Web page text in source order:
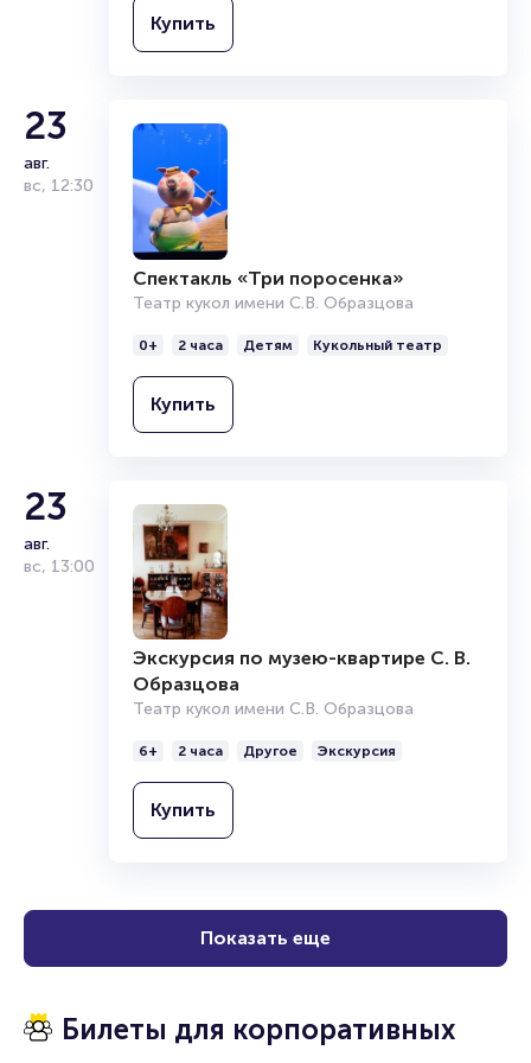
Полезные ссылки
Брокерам
Организаторам
Купить
23
авг.
вс, 12:30
Спектакль «Три поросенка»
Театр кукол имени С.В. Образцова
0+ 2 часа Детям Кукольный театр
Купить
23
авг.
вс, 13:00
Экскурсия по музею-квартире С. В.
Образцова
Театр кукол имени С.В. Образцова
6+ 2 часа Другое Экскурсия
Купить
Показать еще
Билеты для корпоративных